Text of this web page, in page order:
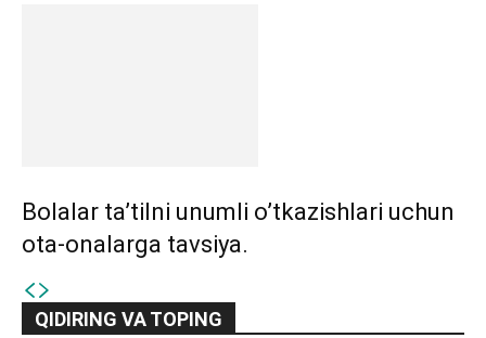
Bolalar ta’tilni unumli o’tkazishlari uchun
ota-onalarga tavsiya.
QIDIRING VA TOPING